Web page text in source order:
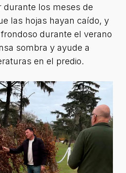
durante los meses de
las hojas hayan caído, y
durante el verano
sombra y ayude a
en el predio.